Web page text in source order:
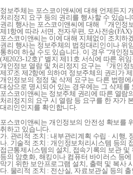
정보주체는 포스코이앤씨에 대해 언제든지
처리정지 요구 등의 권리를 행사할 수 있습니
권리 행사는 포스코이앤씨에 대해 『개인정
제1항에 따라 서면, 전자우편, 모사전송
포스코이앤씨는 이에 대해 지체없이 조치하
권리 행사는 정보주체의 법정대리인이나 위
통하여 하실 수도 있습니다. 이 경우 “개인정
(제2023-12호)” 별지 제11호 서식에 따른 위
개인정보 열람 및 처리정지 요구는 『개인정
제37조 제2항에 의하여 정보주체의 권리가
개인정보의 정정 및 삭제 요구는 다른 법령
대상으로 명시되어 있는 경우에는 그 삭제를
포스코이앤씨는 정보주체 권리에 따른 열람
처리정지의 요구 시 열람 등 요구를 한 자가
대리인인지를 확인합니다.
포스코이앤씨는 개인정보의 안전성 확보를
취하고 있습니다.
가. 관리적 조치 : 내부관리계획 수립 · 시행,
나. 기술적 조치 : 개인정보처리시스템 등의
접근통제시스템의 설치, 접속기록의 보관 및
등의 암호화, 해킹이나 컴퓨터 바이러스 등
막기 위한 보안프로그램 설치, 출력 및 복사
다. 물리적 조치 : 전산실, 자료보관실 등의